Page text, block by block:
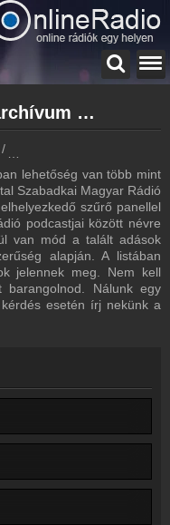
Szabadkai Magyar Rádió archívum - Szabadkai Magyar Rádió podcasts - Szabadkai Magyar Rádió visszahallgatás
lehetőség van több mint
Szabadkai Magyar Rádió
szűrő panellel
podcastjai között névre
van mód a talált adások
alapján. A listában
jelennek meg. Nem kell
Nálunk egy
esetén írj nekünk a